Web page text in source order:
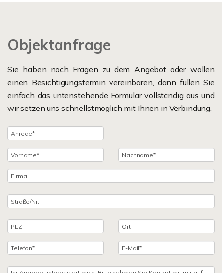
Objektanfrage
Sie haben noch Fragen zu dem Angebot oder wollen
einen Besichtigungstermin vereinbaren, dann füllen Sie
einfach das untenstehende Formular vollständig aus und
wir setzen uns schnellstmöglich mit Ihnen in Verbindung.